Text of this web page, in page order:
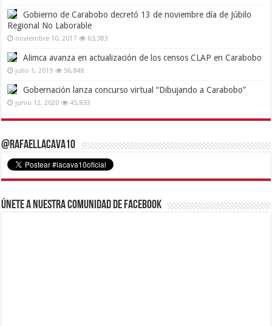
Gobierno de Carabobo decretó 13 de noviembre día de Júbilo
Regional No Laborable
noviembre 10, 2017 63,383
Alimca avanza en actualización de los censos CLAP en Carabobo
julio 1, 2019 56,848
Gobernación lanza concurso virtual “Dibujando a Carabobo”
junio 12, 2020 45,833
@RafaelLacava10
Únete a nuestra comunidad de Facebook